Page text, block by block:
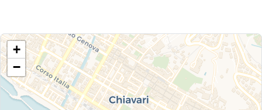
+
−